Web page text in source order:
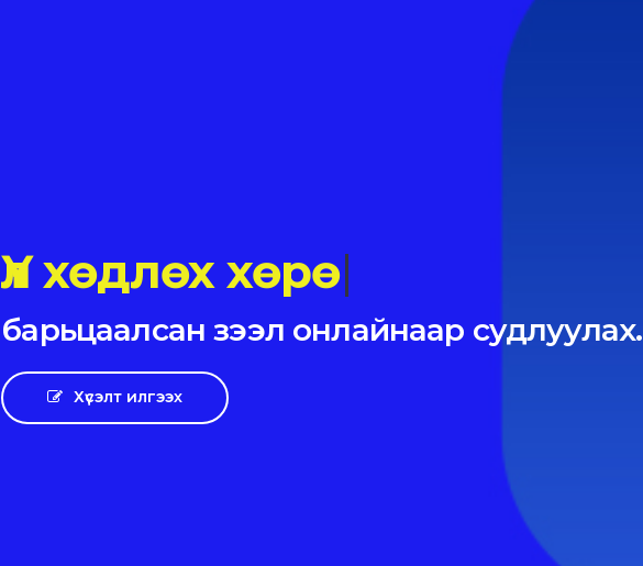
Авт|
барьцаалсан зээл онлайнаар судлуулах.
Хүсэлт илгээх